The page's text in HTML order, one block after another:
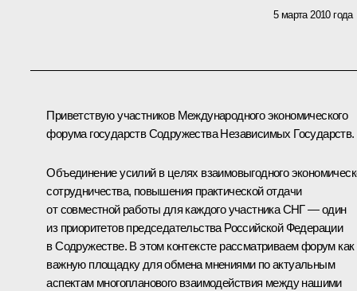
5 марта 2010 года
Приветствую участников Международного экономического
форума государств Содружества Независимых Государств.
Объединение усилий в целях взаимовыгодного
сотрудничества, повышения практической отдачи
от совместной работы для каждого участника СНГ — один
из приоритетов председательства Российской Федерации
в Содружестве. В этом контексте рассматриваем форум как
важную площадку для обмена мнениями по актуальным
аспектам многопланового взаимодействия между нашими